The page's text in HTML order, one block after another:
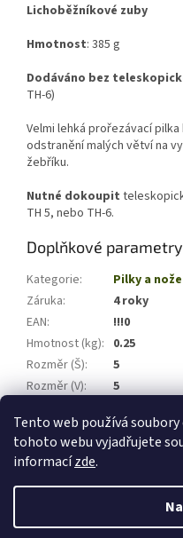
Tento web používá
tohoto webu vyjadřujete
informacízde.
Lichoběžníkové zuby
Hmotnost: 385 g
Dodáváno bez
TH-6)
Velmi lehká prořezávací
odstranění malých větví na
žebříku.
Nutné dokoupit
TH 5, nebo TH-6.
Doplňkové parametry
Kategorie:
Pilky a nože
Záruka:
4 roky
EAN:
!!!0
Hmotnost (kg): 0.25
Rozměr (Š):
5
Rozměr (V):
5